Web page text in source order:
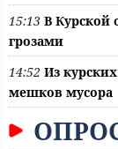
15:13 В Курской
грозами
14:52 Из
мешков мусора